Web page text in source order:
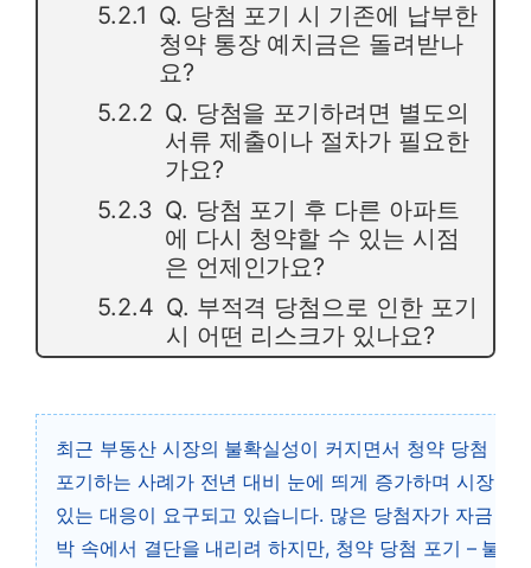
Q. 당첨 포기 시 기존에 납부한
청약 통장 예치금은 돌려받나
요?
Q. 당첨을 포기하려면 별도의
서류 제출이나 절차가 필요한
가요?
Q. 당첨 포기 후 다른 아파트
에 다시 청약할 수 있는 시점
은 언제인가요?
Q. 부적격 당첨으로 인한 포기
시 어떤 리스크가 있나요?
최근 부동산 시장의 불확실성이 커지면서 청약 당첨 후
포기하는 사례가 전년 대비 눈에 띄게 증가하며 시장의
있는 대응이 요구되고 있습니다. 많은 당첨자가 자금 조
박 속에서 결단을 내리려 하지만, 청약 당첨 포기 – 불이